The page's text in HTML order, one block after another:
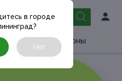
Туризм РестоКупоны
в городе
?
Нет